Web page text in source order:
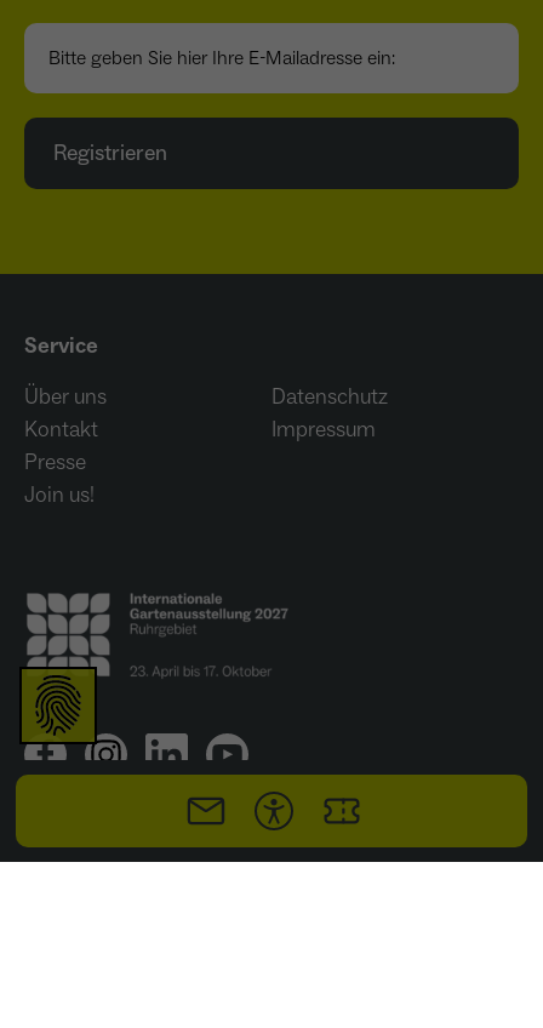
Name _gcl_au
Anbieter Google LLC
Zweck
und Werbewirksamkeitsmessung - Hilft zu
Anbieter
Zweck
- Wiedererkennung von Nutzern zwischen
Websites - Ausspielung personalisierter
Facebook-/Instagram-Werbung
Bitte geben Sie hier Ihre E-Mailadresse ein:
Registrieren
Service
Über uns
Kontakt
Presse
Join us!
Datenschutz
Impressum